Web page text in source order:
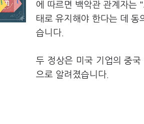
에 따르면 백악관 관계자는
태로 유지해야 한다는 데
습니다.
두 정상은 미국 기업의 중
으로 알려졌습니다.